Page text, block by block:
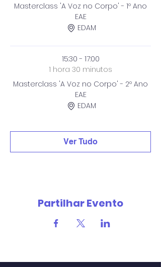
Masterclass 'A Voz no Corpo' - 1º Ano
EAE
EDAM
15:30 - 17:00
1 hora 30 minutos
Masterclass 'A Voz no Corpo' - 2º Ano
EAE
EDAM
Ver Tudo
Partilhar Evento